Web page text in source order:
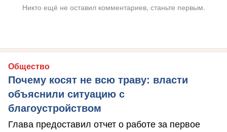
Никто ещё не оставил комментариев, станьте первым.
Общество
Почему косят не всю траву: власти
объяснили ситуацию с
благоустройством
Глава предоставил отчет о работе за первое